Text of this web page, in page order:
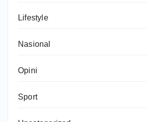
Lifestyle
Nasional
Opini
Sport